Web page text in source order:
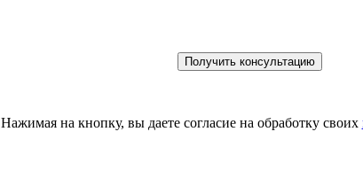
Нажимая на кнопку, вы даете согласие на обработку своих